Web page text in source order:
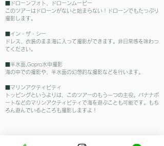
■ドローンフォト、ドローンムービー
このツアーはドローンがないと始まらない！ドローンでもたっぷり
撮影します。
■イン・ザ・シー
ドレス、衣装のまま海に入って撮影ができます。非日常感を味わっ
てください。
■半水面,Gopro水中撮影
海の中での撮影や、半水面の幻想的な撮影などを行います。
■マリンアクティビティ
​トッピングというよりは、このツアーのもう一つの主役。バナナボ
ートなどのマリンアクティビティで海を遊ぶことも可能です。もち
ろん遊んでいるところも撮影しますよ！
​撮影スポットや時間